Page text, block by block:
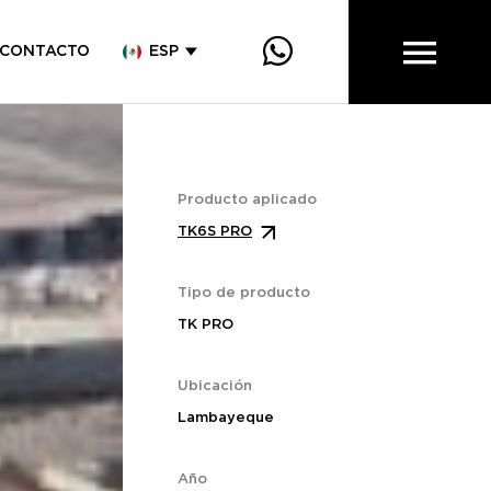
CONTACTO ESP
Producto aplicado
TK6S PRO
Tipo de producto
TK PRO
Ubicación
Lambayeque
Año